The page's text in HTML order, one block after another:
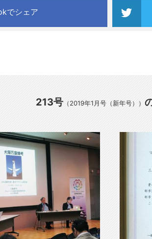
でシェア
213号 （2019年1月号（新年号））